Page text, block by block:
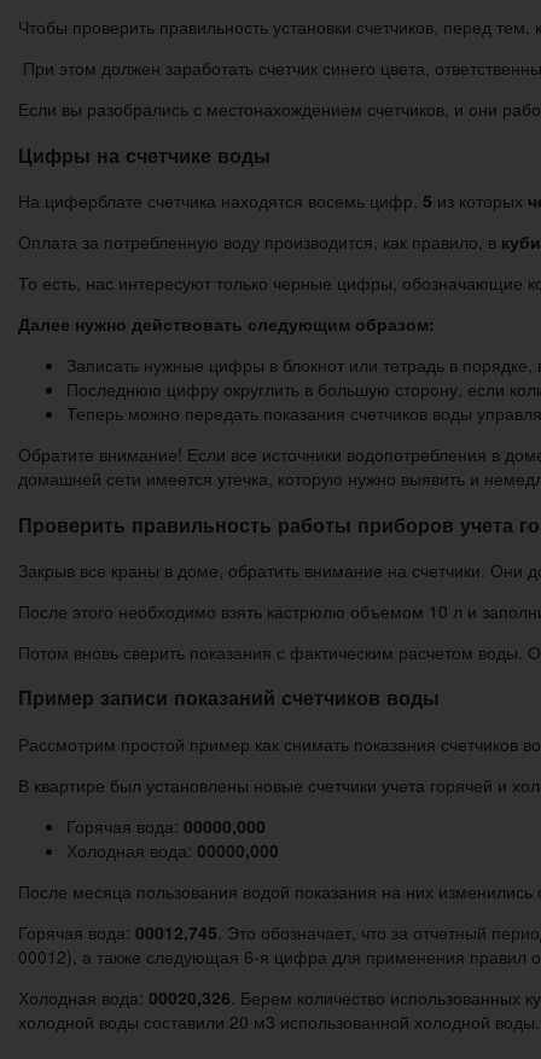
Чтобы проверить правильность установки счетчиков, перед
При этом должен заработать счетчик синего цвета,
Если вы разобрались с местонахождением счетчиков, и они
Цифры на счетчике воды
На циферблате счетчика находятся восемь цифр, 5 из которых
Оплата за потребленную воду производится, как правило, в
То есть, нас интересуют только черные цифры, обозначающие
Далее нужно действовать следующим образом:
Записать нужные цифры в блокнот или тетрадь в
Последнюю цифру округлить в большую сторону, если
Теперь можно передать показания счетчиков воды
Обратите внимание! Если все источники водопотребления в
домашней сети имеется утечка, которую нужно выявить и
Проверить правильность работы приборов учета
Закрыв все краны в доме, обратить внимание на счетчики.
После этого необходимо взять кастрюлю объемом 10 л и
Потом вновь сверить показания с фактическим расчетом воды.
Пример записи показаний счетчиков воды
Рассмотрим простой пример как снимать показания счетчиков
В квартире был установлены новые счетчики учета горячей и
Горячая вода: 00000,000
Холодная вода: 00000,000
После месяца пользования водой показания на них
Горячая вода: 00012,745 . Это обозначает, что за отчетный
00012), а также следующая 6-я цифра для применения правил
Холодная вода: 00020,326 . Берем количество использованных
холодной воды составили 20 м3 использованной холодной воды.